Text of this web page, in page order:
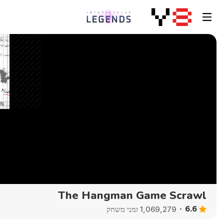
The Hangman Game Scrawl
6.6 1,069,279 זמני משחק